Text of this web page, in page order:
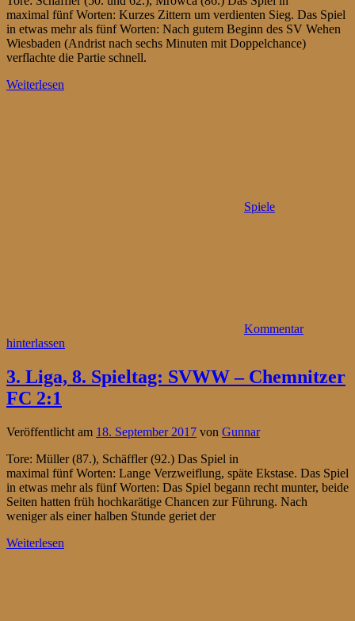
maximal fünf Worten: Kurzes Zittern um verdienten Sieg. Das Spiel
in etwas mehr als fünf Worten: Nach gutem Beginn des SV Wehen
Wiesbaden (Andrist nach sechs Minuten mit Doppelchance)
verflachte die Partie schnell.
Weiterlesen
Spiele
Kommentar
hinterlassen
3. Liga, 8. Spieltag: SVWW – Chemnitzer
FC 2:1
Veröffentlicht am 18. September 2017 von Gunnar
Tore: Müller (87.), Schäffler (92.) Das Spiel in
maximal fünf Worten: Lange Verzweiflung, späte Ekstase. Das Spiel
in etwas mehr als fünf Worten: Das Spiel begann recht munter, beide
Seiten hatten früh hochkarätige Chancen zur Führung. Nach
weniger als einer halben Stunde geriet der
Weiterlesen